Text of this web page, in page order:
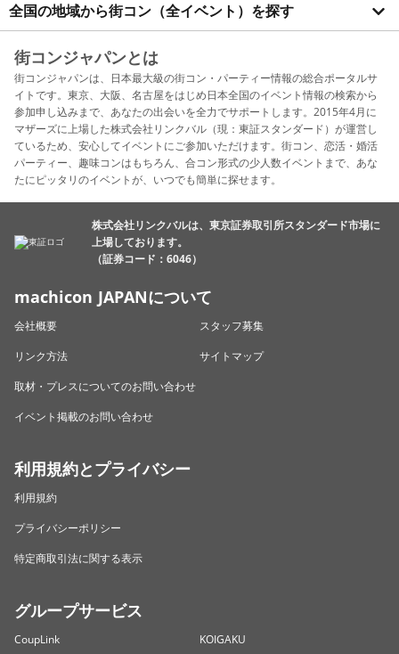
全国の地域から街コン（全イベント）を探す
街コンジャパンとは
街コンジャパンは、日本最大級の街コン・パーティー情報の総合ポータルサ
イトです。東京、大阪、名古屋をはじめ日本全国のイベント情報の検索から
参加申し込みまで、あなたの出会いを全力でサポートします。2015年4月に
マザーズに上場した株式会社リンクバル（現：東証スタンダード）が運営し
ているため、安心してイベントにご参加いただけます。街コン、恋活・婚活
パーティー、趣味コンはもちろん、合コン形式の少人数イベントまで、あな
たにピッタリのイベントが、いつでも簡単に探せます。
株式会社リンクバルは、東京証券取引所スタンダード市場に
上場しております。
（証券コード：6046）
machicon JAPANについて
会社概要
スタッフ募集
リンク方法
サイトマップ
取材・プレスについてのお問い合わせ
イベント掲載のお問い合わせ
利用規約とプライバシー
利用規約
プライバシーポリシー
特定商取引法に関する表示
グループサービス
CoupLink KOIGAKU